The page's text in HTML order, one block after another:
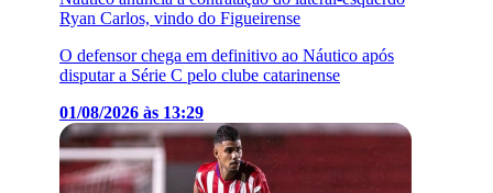
Ryan Carlos, vindo do Figueirense
O defensor chega em definitivo ao Náutico após
disputar a Série C pelo clube catarinense
01/08/2026 às 13:29